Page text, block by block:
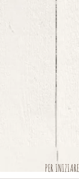
PER INIZIARE